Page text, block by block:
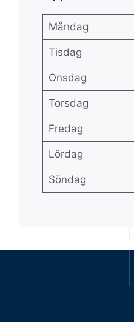
Måndag
Tisdag
Onsdag
Torsdag
Fredag
Lördag
Söndag